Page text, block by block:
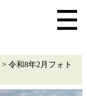
> 令和8年2月フォト